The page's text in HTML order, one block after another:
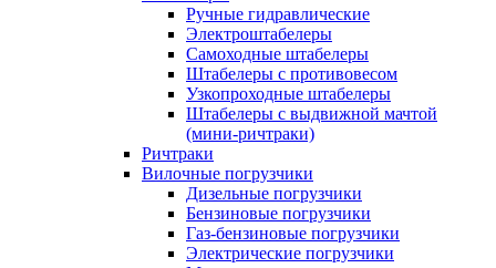
Ручные гидравлические
Электроштабелеры
Самоходные штабелеры
Штабелеры с противовесом
Узкопроходные штабелеры
Штабелеры с выдвижной мачтой
(мини-ричтраки)
Ричтраки
Вилочные погрузчики
Дизельные погрузчики
Бензиновые погрузчики
Газ-бензиновые погрузчики
Электрические погрузчики